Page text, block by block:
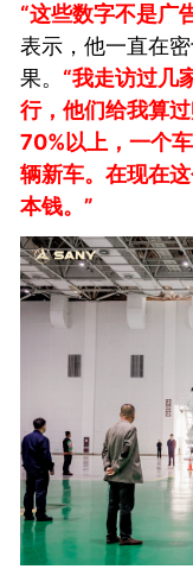
“这些数字不是广
表示，他一直在
果。 “我走访过几
行，他们给我算
70%以上，一个
辆新车。在现在
本钱。”